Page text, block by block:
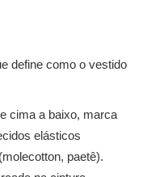
define como o vestido
cima a baixo, marca
elásticos
paetê).